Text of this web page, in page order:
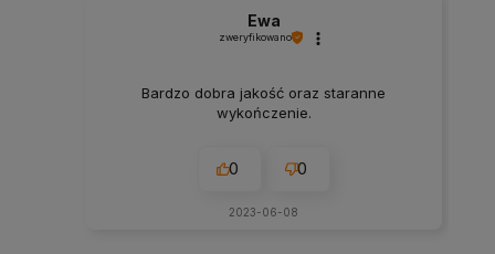
Ewa
zweryfikowano
Bardzo dobra jakość oraz staranne
wykończenie.
0 0
2023-06-08